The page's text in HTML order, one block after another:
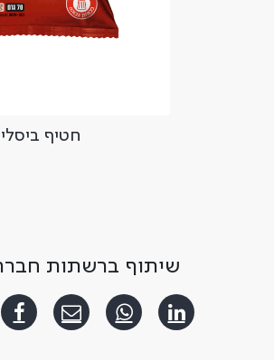
חטיף
שיתוף ברשתות